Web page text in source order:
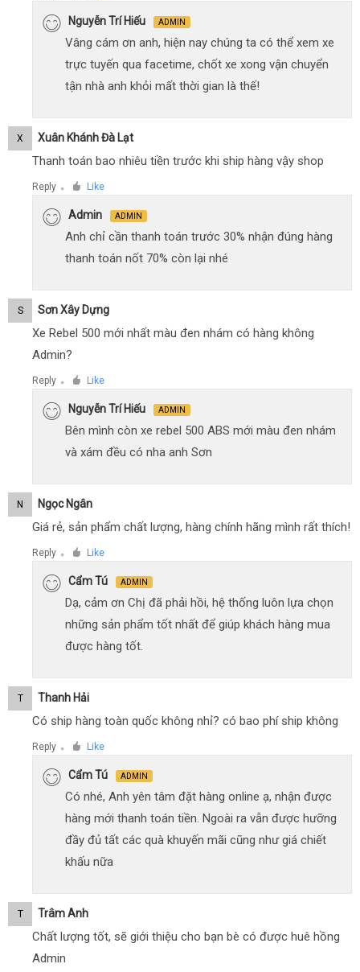
Nguyễn Trí Hiếu ADMIN
Vâng cám ơn anh, hiện nay chúng ta có thể xem xe
trực tuyến qua facetime, chốt xe xong vận chuyển
tận nhà anh khỏi mất thời gian là thế!
X Xuân Khánh Đà Lạt
Thanh toán bao nhiêu tiền trước khi ship hàng vậy shop
Reply ● Like
Admin ADMIN
Anh chỉ cần thanh toán trước 30% nhận đúng hàng
thanh toán nốt 70% còn lại nhé
S Sơn Xây Dựng
Xe Rebel 500 mới nhất màu đen nhám có hàng không
Admin?
Reply ● Like
Nguyễn Trí Hiếu ADMIN
Bên mình còn xe rebel 500 ABS mới màu đen nhám
và xám đều có nha anh Sơn
N Ngọc Ngân
Giá rẻ, sản phẩm chất lượng, hàng chính hãng mình rất thích!
Reply ● Like
Cẩm Tú ADMIN
Dạ, cảm ơn Chị đã phải hồi, hệ thống luôn lựa chọn
những sản phẩm tốt nhất để giúp khách hàng mua
được hàng tốt.
T Thanh Hải
Có ship hàng toàn quốc không nhỉ? có bao phí ship không
Reply ● Like
Cẩm Tú ADMIN
Có nhé, Anh yên tâm đặt hàng online ạ, nhận được
hàng mới thanh toán tiền. Ngoài ra vẫn được hưỡng
đầy đủ tất các quà khuyến mãi cũng như giá chiết
khấu nữa
T Trâm Anh
Chất lượng tốt, sẽ giới thiệu cho bạn bè có được huê hồng
Admin